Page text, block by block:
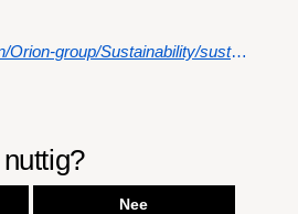
https://www.orion.fi/en/Orion-group/Sustainability/sustainability-reports/sustainability-report/
Nee